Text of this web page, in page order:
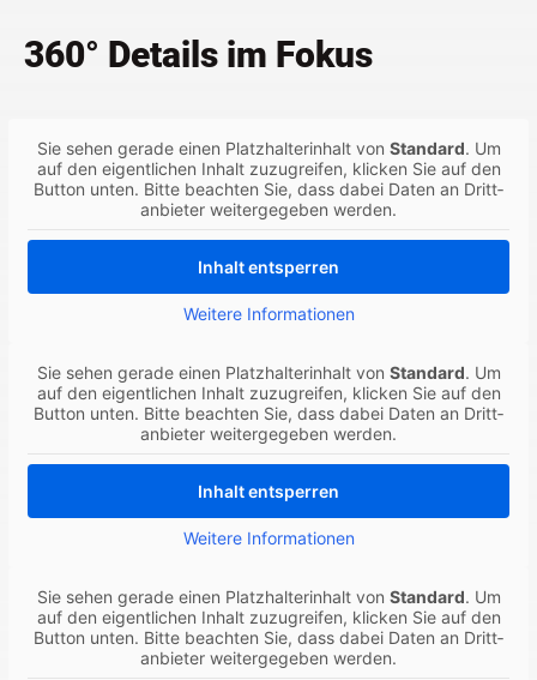
360° Details im Fokus
Sie sehen gera­de einen Platz­hal­ter­in­halt von Stan­dard. Um
auf den eigent­li­chen Inhalt zuzu­grei­fen, kli­cken Sie auf den
But­ton unten. Bit­te beach­ten Sie, dass dabei Daten an Dritt­
an­bie­ter wei­ter­ge­ge­ben werden.
Inhalt ent­sper­ren
Wei­te­re Infor­ma­tio­nen
Sie sehen gera­de einen Platz­hal­ter­in­halt von Stan­dard. Um
auf den eigent­li­chen Inhalt zuzu­grei­fen, kli­cken Sie auf den
But­ton unten. Bit­te beach­ten Sie, dass dabei Daten an Dritt­
an­bie­ter wei­ter­ge­ge­ben werden.
Inhalt ent­sper­ren
Wei­te­re Infor­ma­tio­nen
Sie sehen gera­de einen Platz­hal­ter­in­halt von Stan­dard. Um
auf den eigent­li­chen Inhalt zuzu­grei­fen, kli­cken Sie auf den
But­ton unten. Bit­te beach­ten Sie, dass dabei Daten an Dritt­
an­bie­ter wei­ter­ge­ge­ben werden.